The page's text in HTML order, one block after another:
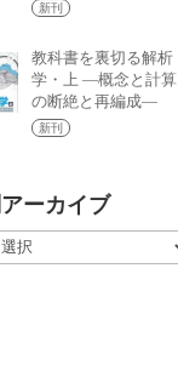
新刊
教科書を裏切る解析
学・上 —概念と計算
の断絶と再編成—
新刊
ーカイブ